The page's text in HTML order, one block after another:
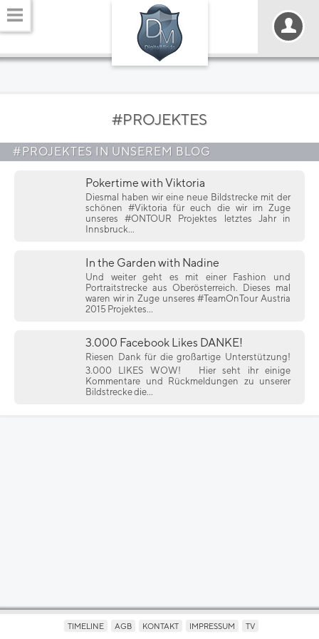
#PROJEKTES
#PROJEKTES IN UNSEREM BLOG
Pokertime with Viktoria
Diesmal haben wir eine neue Bildstrecke mit der
schönen #Viktoria für euch die wir im Zuge
unseres #ONTOUR Projektes letztes Jahr in
Innsbruck...
In the Garden with Nadine
Und weiter geht es mit einer Fashion und
Portraitstrecke aus Oberösterreich. Dieses mal
waren wir in Zuge unseres #TeamOnTour Austria
2015 Projektes...
3.000 Facebook Likes DANKE!
Riesen Dank für die großartige Unterstützung!
3.000 LIKES WOW!
Hier seht ihr einige
Kommentare und Rückmeldungen zu unserer
Bildstrecke die...
TIMELINE AGB KONTAKT IMPRESSUM TV